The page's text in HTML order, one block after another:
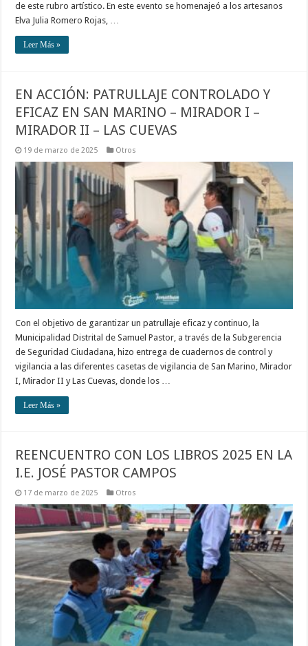
de este rubro artístico. En este evento se homenajeó a los artesanos
Elva Julia Romero Rojas, …
Leer Más »
EN ACCIÓN: PATRULLAJE CONTROLADO Y
EFICAZ EN SAN MARINO – MIRADOR I –
MIRADOR II – LAS CUEVAS
19 de marzo de 2025 Otros
Con el objetivo de garantizar un patrullaje eficaz y continuo, la
Municipalidad Distrital de Samuel Pastor, a través de la Subgerencia
de Seguridad Ciudadana, hizo entrega de cuadernos de control y
vigilancia a las diferentes casetas de vigilancia de San Marino, Mirador
I, Mirador II y Las Cuevas, donde los …
Leer Más »
REENCUENTRO CON LOS LIBROS 2025 EN LA
I.E. JOSÉ PASTOR CAMPOS
17 de marzo de 2025 Otros